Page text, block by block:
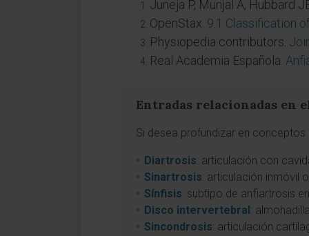
Juneja P, Munjal A, Hubbard
OpenStax. 9.1 Classification
Physiopedia contributors.
Real Academia Española.
Entradas relacionadas en
Si desea profundizar en
Diartrosis: articulación con
Sinartrosis: articulación inmóvil
Sínfisis: subtipo de anfiartrosis
Disco intervertebral:
Sincondrosis: articulación